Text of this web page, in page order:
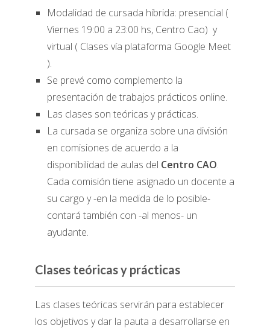
Modalidad de cursada híbrida: presencial (
Viernes 19:00 a 23:00 hs, Centro Cao) y
virtual ( Clases vía plataforma Google Meet
).
Se prevé como complemento la
presentación de trabajos prácticos online.
Las clases son teóricas y prácticas.
La cursada se organiza sobre una división
en comisiones de acuerdo a la
disponibilidad de aulas del Centro CAO.
Cada comisión tiene asignado un docente a
su cargo y -en la medida de lo posible-
contará también con -al menos- un
ayudante.
Clases teóricas y prácticas
Las clases teóricas servirán para establecer
los objetivos y dar la pauta a desarrollarse en